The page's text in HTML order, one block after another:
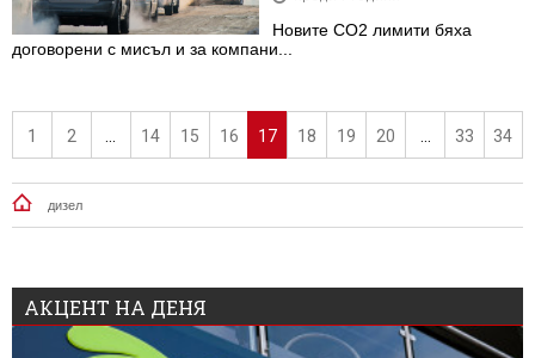
Новите CO2 лимити бяха
договорени с мисъл и за компани...
1 2 14 15 16 17 18 19 20 33 34
дизел
АКЦЕНТ НА ДЕНЯ